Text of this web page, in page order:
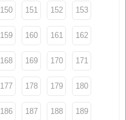
150 151 152 153
159 160 161 162
168 169 170 171
177 178 179 180
186 187 188 189